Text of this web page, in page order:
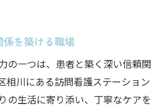
を築ける職場
の一つは、患者と築く深い信頼関
相川にある訪問看護ステーション
の生活に寄り添い、丁寧なケアを